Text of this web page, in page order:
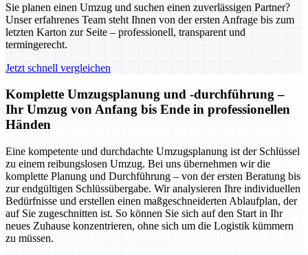
Sie planen einen Umzug und suchen einen zuverlässigen Partner?
Unser erfahrenes Team steht Ihnen von der ersten Anfrage bis zum
letzten Karton zur Seite – professionell, transparent und
termingerecht.
Jetzt schnell vergleichen
Komplette Umzugsplanung und -durchführung –
Ihr Umzug von Anfang bis Ende in professionellen
Händen
Eine kompetente und durchdachte Umzugsplanung ist der Schlüssel
zu einem reibungslosen Umzug. Bei uns übernehmen wir die
komplette Planung und Durchführung – von der ersten Beratung bis
zur endgültigen Schlüssübergabe. Wir analysieren Ihre individuellen
Bedürfnisse und erstellen einen maßgeschneiderten Ablaufplan, der
auf Sie zugeschnitten ist. So können Sie sich auf den Start in Ihr
neues Zuhause konzentrieren, ohne sich um die Logistik kümmern
zu müssen.